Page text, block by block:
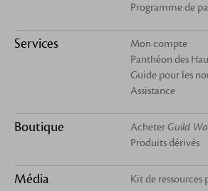
Programme de
Services
Mon compte
Panthéon des
Guide pour les
Assistance
Boutique AcheterGuild
Produits dérivés
Média Kit de ressources